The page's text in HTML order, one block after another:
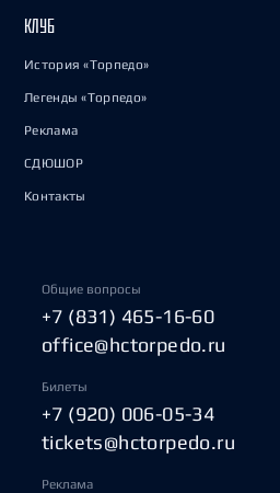
КЛУБ
История «Торпедо»
Легенды «Торпедо»
Реклама
СДЮШОР
Контакты
Общие вопросы
+7 (831) 465-16-60
office@hctorpedo.ru
Билеты
+7 (920) 006-05-34
tickets@hctorpedo.ru
Реклама